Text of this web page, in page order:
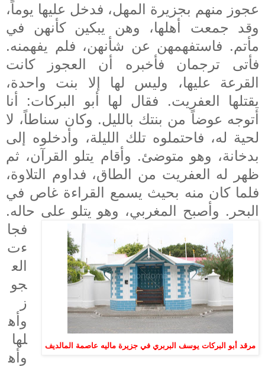
عجوز منهم بجزيرة المهل، فدخل عليها يوماً،
وقد جمعت أهلها، وهن يبكين كأنهن في
مأتم. فاستفهمهن عن شأنهن، فلم يفهمنه.
فأتى ترجمان فأخبره أن العجوز كانت
القرعة عليها، وليس لها إلا بنت واحدة،
يقتلها العفريت. فقال لها أبو البركات: أنا
أتوجه عوضاً من بنتك بالليل. وكان سناطاً، لا
لحية له، فاحتملوه تلك الليلة، وأدخلوه إلى
بدخانة، وهو متوضئ. وأقام يتلو القرآن، ثم
ظهر له العفريت من الطاق، فداوم التلاوة،
فلما كان منه بحيث يسمع القراءة غاص في
البحر. وأصبح المغربي، وهو يتلو على حاله.
مرقد أبو البركات يوسف البربري في جزيرة ماليه عاصمة المالديف
فجا
ءت
الع
جو
ز
وأه
لها
وأه